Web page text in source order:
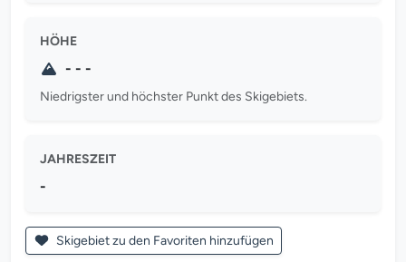
HÖHE
- - -
Niedrigster und höchster Punkt des Skigebiets.
JAHRESZEIT
-
Skigebiet zu den Favoriten hinzufügen